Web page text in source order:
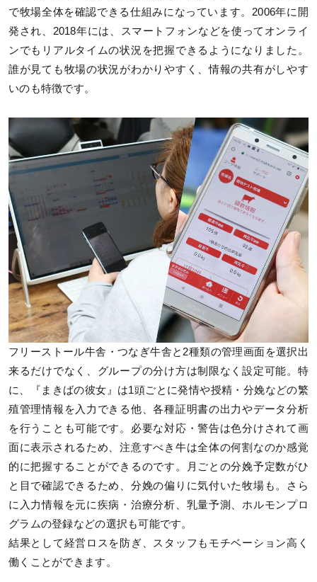
で牧場全体を確認できる仕組みになっています。2006年に開
発され、2018年には、スマートフォンなどを使ってオンライ
ンでもリアルタイムの状況を把握できるようになりました。
誰が見ても牧場の状況がわかりやすく、情報の共有がしやす
いのも特徴です。
フリーストール牛舎・つなぎ牛舎と2種類の管理画面を選択出
来るだけでなく、グループの分け方は制限なく設定可能。特
に、『まきばの彼女』は1頭ごとに発情や授精・分娩などの繁
殖管理情報を入力できる他、各種証明書の出力やデータ分析
を行うことも可能です。必要な対応・警告は色分けされて画
面に表示されるため、注意すべき牛は全体の何割なのか感覚
的に把握することができるのです。月ごとの分娩予定数がひ
と目で確認できるため、分娩の偏りに気付いた牧場も。さら
に入力情報を元に疾病・治療分析、乳量予測、ホルモンプロ
グラムの登録などの選択も可能です。
結果として経営ロスを防ぎ、スタッフもモチベーション高く
働くことができます。